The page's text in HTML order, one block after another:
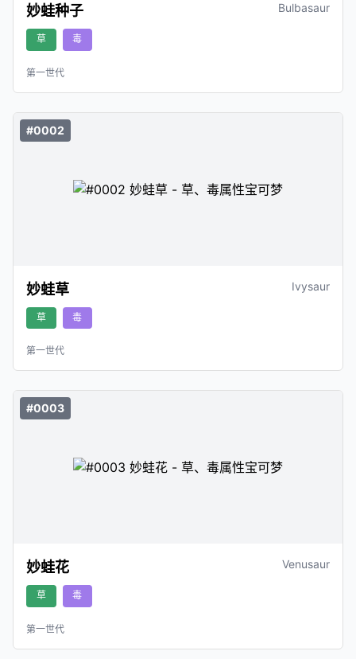
妙蛙种子 Bulbasaur
草 毒
第一世代
#0002
妙蛙草 Ivysaur
草 毒
第一世代
#0003
妙蛙花 Venusaur
草 毒
第一世代